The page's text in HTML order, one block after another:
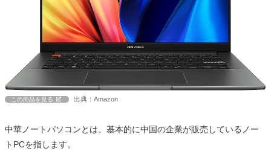
この商品を見る 出典：Amazon
中華ノートパソコンとは、基本的に中国の企業が販売しているノー
トPCを指します。